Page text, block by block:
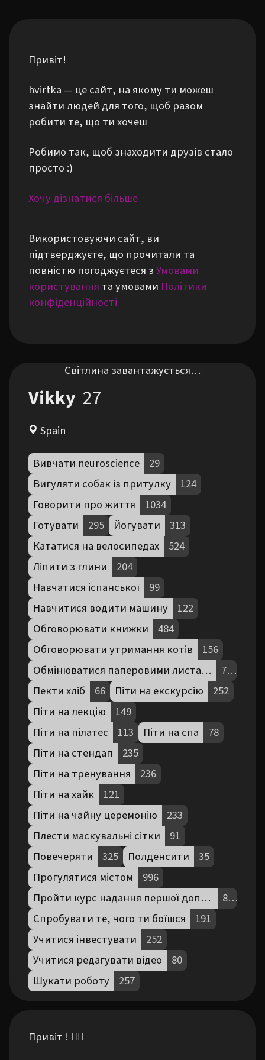
Привіт!
hvirtka — це сайт, на якому ти можеш
знайти людей для того, щоб разом
робити те, що ти хочеш
Робимо так, щоб знаходити друзів стало
просто :)
Хочу дізнатися більше
Використовуючи сайт, ви
підтверджуєте, що прочитали та
повністю погоджуєтеся зУмовами
користування та умовами Політики
конфіденційності
Світлина завантажується…
Vikky 27
Spain
Вивчати neuroscience
29
Вигуляти собак із притулку
124
Говорити про життя
1034
Готувати
295 Йогувати
313
Кататися на велосипедах
524
Ліпити з глини
204
Навчатися іспанської
99
Навчитися водити машину
122
Обговорювати книжки
484
Обговорювати утримання котів
156
Обмінюватися паперовими листами
72
Пекти хліб
66 Піти на екскурсію
252
Піти на лекцію
149
Піти на пілатес
113 Піти на спа
78
Піти на стендап
235
Піти на тренування
236
Піти на хайк
121
Піти на чайну церемонію
233
Плести маскувальні сітки
91
Повечеряти
325 Полденсити
35
Прогулятися містом
996
Пройти курс надання першої допомоги
83
Спробувати те, чого ти боїшся
191
Учитися інвестувати
252
Учитися редагувати відео
80
Шукати роботу
257
Привіт ! 🙋‍♀️